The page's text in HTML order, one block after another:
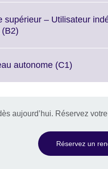
supérieur – Utilisateur
More
autonome (C1)
aujourd’hui. Réservez
Réservez un